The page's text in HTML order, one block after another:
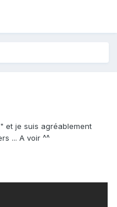
" et je suis agréablement
... A voir ^^